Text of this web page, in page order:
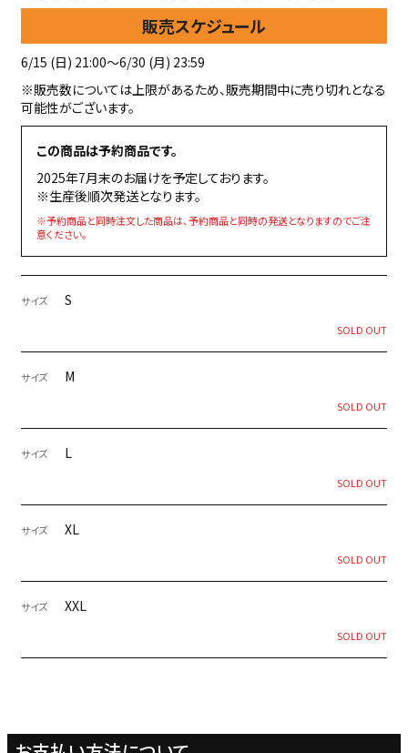
販売スケジュール
6/15 (日) 21:00〜6/30 (月) 23:59
※販売数については上限があるため、販売期間中に売り切れとなる
可能性がございます。
この商品は予約商品です。
2025年7月末のお届けを予定しております。
※生産後順次発送となります。
※予約商品と同時注文した商品は、予約商品と同時の発送となりますのでご注
意ください。
サイズ S
SOLD OUT
サイズ M
SOLD OUT
サイズ L
SOLD OUT
サイズ XL
SOLD OUT
サイズ XXL
SOLD OUT